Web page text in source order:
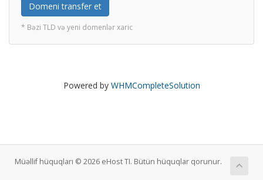
Domeni transfer et
* Bəzi TLD və yeni domenlər xaric
Powered by WHMCompleteSolution
Müəllif hüquqları © 2026 eHost TI. Bütün hüquqlar qorunur.